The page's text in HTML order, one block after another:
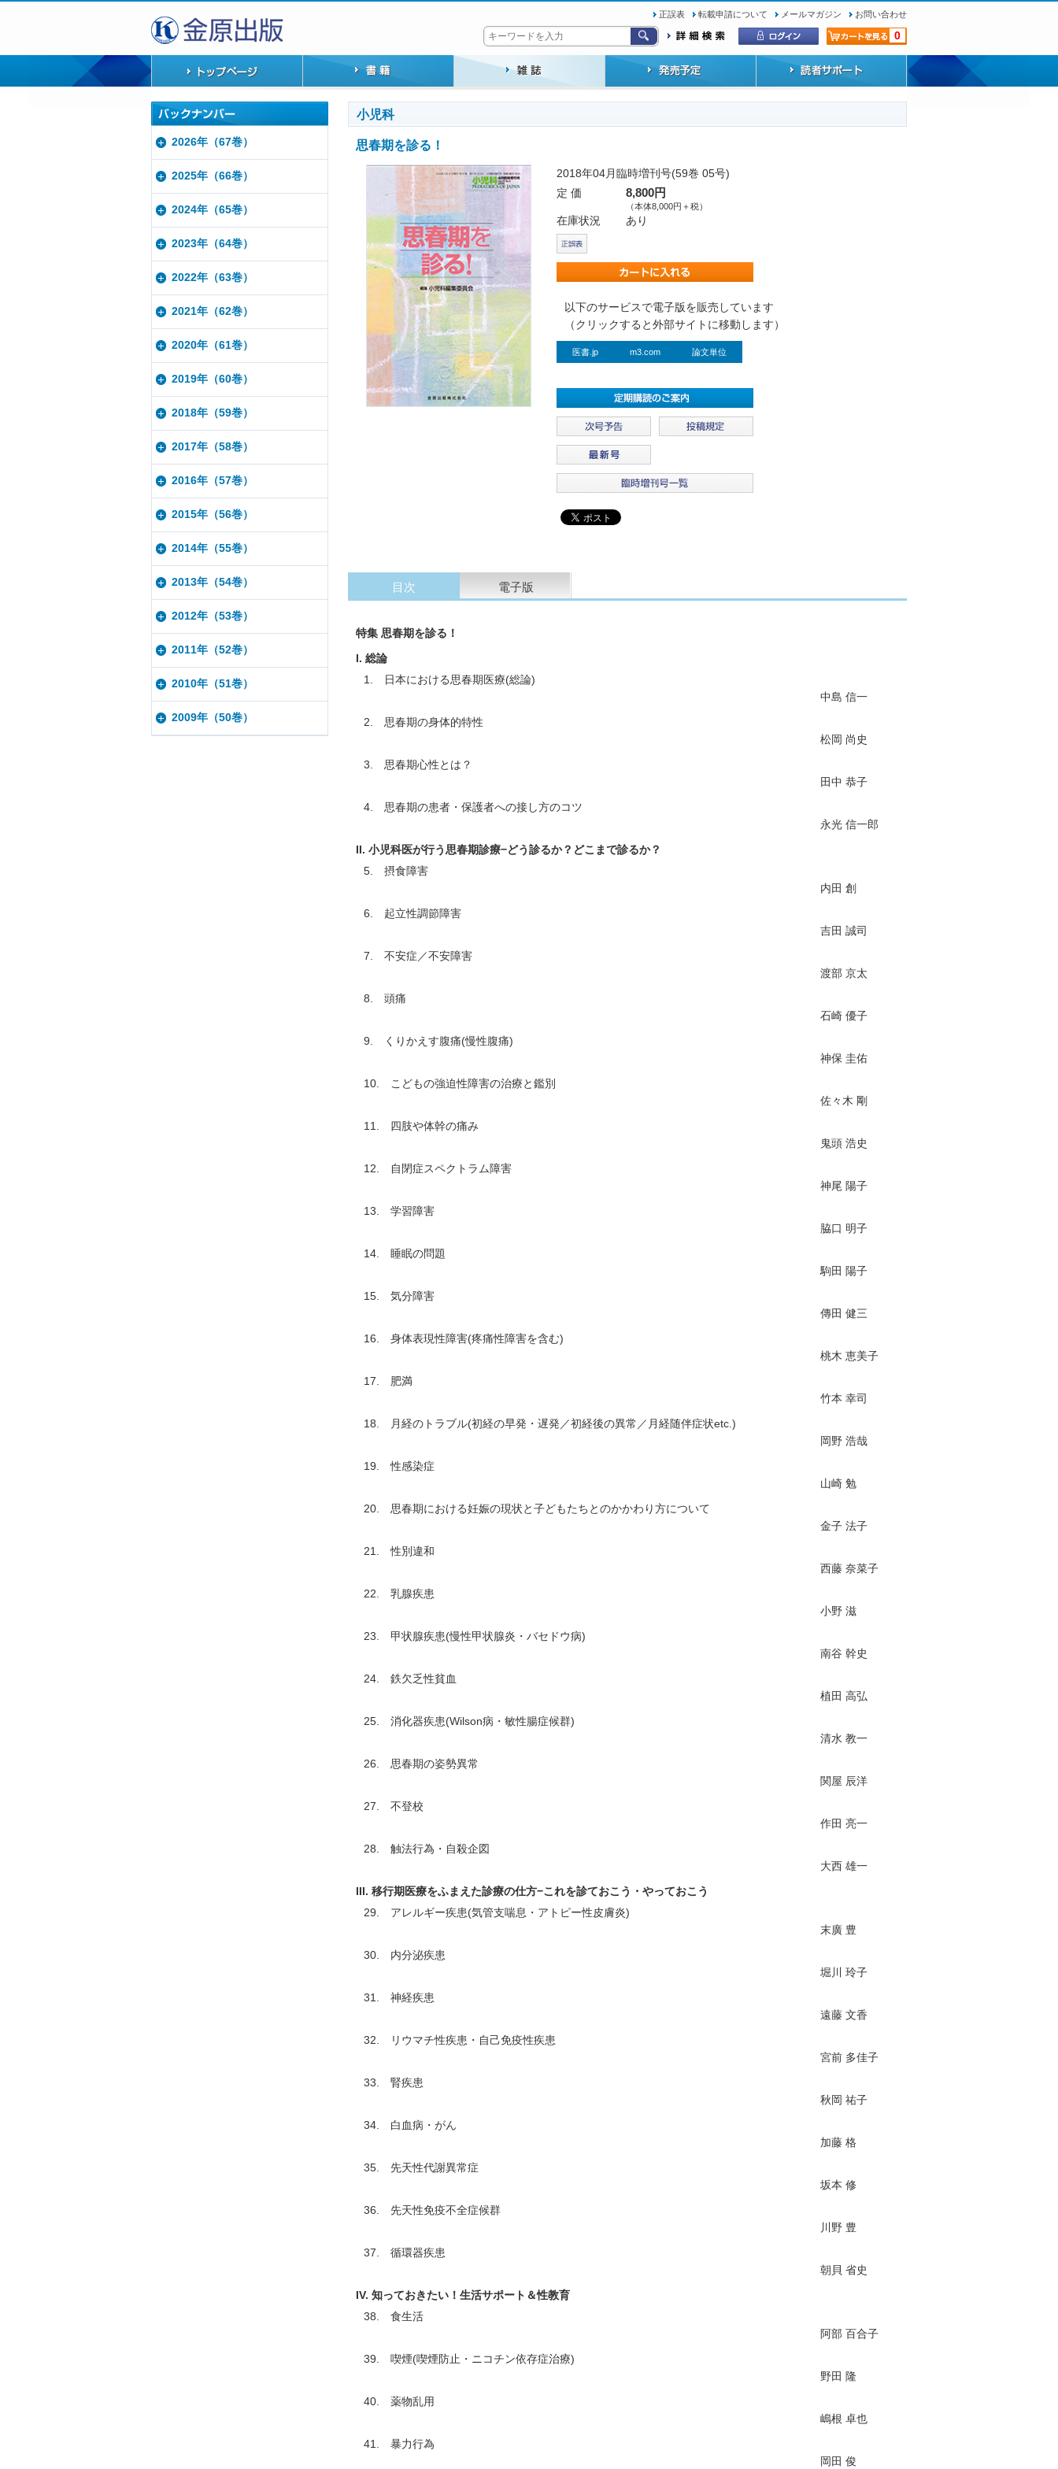
正誤表 転載申請について メールマガジン お問い合わせ
0
小児科
思春期を診る！
2018年04月臨時増刊号(59巻 05号)
定 価
8,800円
（本体8,000円＋税）
在庫状況 あり
以下のサービスで電子版を販売しています
（クリックすると外部サイトに移動します）
医書.jp m3.com 論文単位
目次 電子版
特集 思春期を診る！
I. 総論
1. 日本における思春期医療(総論)
中島 信一
2. 思春期の身体的特性
松岡 尚史
3. 思春期心性とは？
田中 恭子
4. 思春期の患者・保護者への接し方のコツ
永光 信一郎
II. 小児科医が行う思春期診療−どう診るか？どこまで診るか？
5. 摂食障害
内田 創
6. 起立性調節障害
吉田 誠司
7. 不安症／不安障害
渡部 京太
8. 頭痛
石崎 優子
9. くりかえす腹痛(慢性腹痛)
神保 圭佑
10. こどもの強迫性障害の治療と鑑別
佐々木 剛
11. 四肢や体幹の痛み
鬼頭 浩史
12. 自閉症スペクトラム障害
神尾 陽子
13. 学習障害
脇口 明子
14. 睡眠の問題
駒田 陽子
15. 気分障害
傳田 健三
16. 身体表現性障害(疼痛性障害を含む)
桃木 恵美子
17. 肥満
竹本 幸司
18. 月経のトラブル(初経の早発・遅発／初経後の異常／月経随伴症状etc.)
岡野 浩哉
19. 性感染症
山崎 勉
20. 思春期における妊娠の現状と子どもたちとのかかわり方について
金子 法子
21. 性別違和
西藤 奈菜子
22. 乳腺疾患
小野 滋
23. 甲状腺疾患(慢性甲状腺炎・バセドウ病)
南谷 幹史
24. 鉄欠乏性貧血
植田 高弘
25. 消化器疾患(Wilson病・敏性腸症候群)
清水 教一
26. 思春期の姿勢異常
関屋 辰洋
27. 不登校
作田 亮一
28. 触法行為・自殺企図
大西 雄一
III. 移行期医療をふまえた診療の仕方−これを診ておこう・やっておこう
29. アレルギー疾患(気管支喘息・アトピー性皮膚炎)
末廣 豊
30. 内分泌疾患
堀川 玲子
31. 神経疾患
遠藤 文香
32. リウマチ性疾患・自己免疫性疾患
宮前 多佳子
33. 腎疾患
秋岡 祐子
34. 白血病・がん
加藤 格
35. 先天性代謝異常症
坂本 修
36. 先天性免疫不全症候群
川野 豊
37. 循環器疾患
朝貝 省史
IV. 知っておきたい！生活サポート＆性教育
38. 食生活
阿部 百合子
39. 喫煙(喫煙防止・ニコチン依存症治療)
野田 隆
40. 薬物乱用
嶋根 卓也
41. 暴力行為
岡田 俊
2026年（67巻）
2025年（66巻）
2024年（65巻）
2023年（64巻）
2022年（63巻）
2021年（62巻）
2020年（61巻）
2019年（60巻）
2018年（59巻）
2017年（58巻）
2016年（57巻）
2015年（56巻）
2014年（55巻）
2013年（54巻）
2012年（53巻）
2011年（52巻）
2010年（51巻）
2009年（50巻）